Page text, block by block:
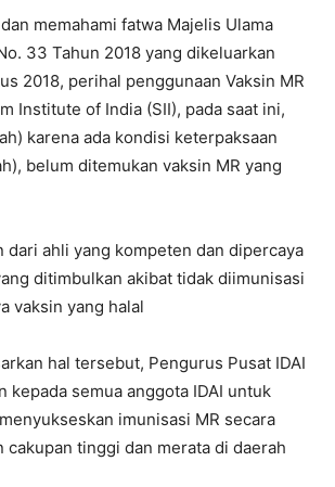
memahami fatwa Majelis Ulama
33 Tahun 2018 yang dikeluarkan
2018, perihal penggunaan Vaksin MR
Institute of India (SII), pada saat ini,
karena ada kondisi keterpaksaan
belum ditemukan vaksin MR yang
dari ahli yang kompeten dan dipercaya
ditimbulkan akibat tidak diimunisasi
vaksin yang halal
hal tersebut, Pengurus Pusat IDAI
kepada semua anggota IDAI untuk
imunisasi MR secara
cakupan tinggi dan merata di daerah